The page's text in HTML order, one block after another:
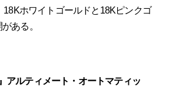
18Kホワイトゴールドと18Kピンクゴ
ある。
アルティメート・オートマティッ